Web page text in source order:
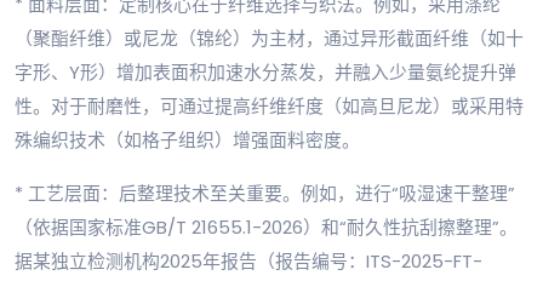
（聚酯纤维）或尼龙（锦纶）为主材，通过异形截面纤维（如十
字形、Y形）增加表面积加速水分蒸发，并融入少量氨纶提升弹
性。对于耐磨性，可通过提高纤维纤度（如高旦尼龙）或采用特
殊编织技术（如格子组织）增强面料密度。
* 工艺层面：后整理技术至关重要。例如，进行“吸湿速干整理”
（依据国家标准GB/T 21655.1-2026）和“耐久性抗刮擦整理”。
据某独立检测机构2025年报告（报告编号：ITS-2025-FT-